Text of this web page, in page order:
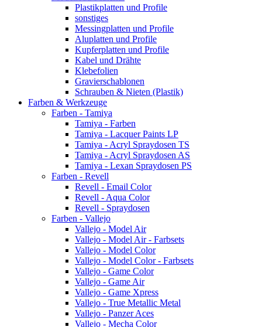
Plastikplatten und Profile
sonstiges
Messingplatten und Profile
Aluplatten und Profile
Kupferplatten und Profile
Kabel und Drähte
Klebefolien
Gravierschablonen
Schrauben & Nieten (Plastik)
Farben & Werkzeuge
Farben - Tamiya
Tamiya - Farben
Tamiya - Lacquer Paints LP
Tamiya - Acryl Spraydosen TS
Tamiya - Acryl Spraydosen AS
Tamiya - Lexan Spraydosen PS
Farben - Revell
Revell - Email Color
Revell - Aqua Color
Revell - Spraydosen
Farben - Vallejo
Vallejo - Model Air
Vallejo - Model Air - Farbsets
Vallejo - Model Color
Vallejo - Model Color - Farbsets
Vallejo - Game Color
Vallejo - Game Air
Vallejo - Game Xpress
Vallejo - True Metallic Metal
Vallejo - Panzer Aces
Vallejo - Mecha Color